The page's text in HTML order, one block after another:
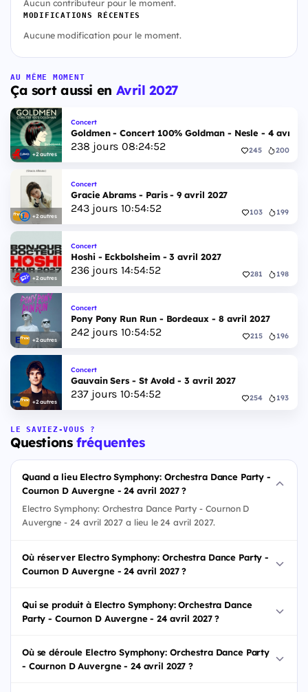
Aucun contributeur pour le moment.
MODIFICATIONS RÉCENTES
Aucune modification pour le moment.
AU MÊME MOMENT
Ça sort aussi en Avril 2027
+2 autres
Concert
Goldmen - Concert 100% Goldman - Nesle - 4 avril
238 jours 08:24:51 245 200
+2 autres
Concert
Gracie Abrams - Paris - 9 avril 2027
243jours 10:54:51 103 199
+2 autres
Concert
Hoshi - Eckbolsheim - 3 avril 2027
236jours 14:54:51 281 198
+2 autres
Concert
Pony Pony Run Run - Bordeaux - 8 avril 2027
242jours 10:54:51 215 196
+2 autres
Concert
Gauvain Sers - St Avold - 3 avril 2027
237jours 10:54:51 254 193
LE SAVIEZ-VOUS ?
Questionsfréquentes
Quand a lieu Electro Symphony: Orchestra Dance Party -
Cournon D Auvergne - 24 avril 2027 ?
Electro Symphony: Orchestra Dance Party - Cournon D
Auvergne - 24 avril 2027 a lieu le 24 avril 2027.
Où réserver Electro Symphony: Orchestra Dance Party -
Cournon D Auvergne - 24 avril 2027 ?
Qui se produit à Electro Symphony: Orchestra Dance
Party - Cournon D Auvergne - 24 avril 2027 ?
Où se déroule Electro Symphony: Orchestra Dance Party
- Cournon D Auvergne - 24 avril 2027 ?